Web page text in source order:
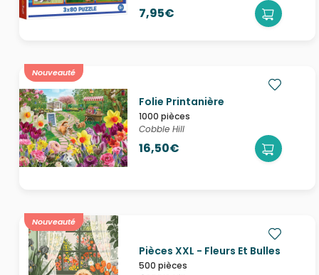
7,95€
Nouveauté
Folie Printanière
1000 pièces
Cobble Hill
16,50€
Nouveauté
Pièces XXL - Fleurs Et Bulles
500 pièces